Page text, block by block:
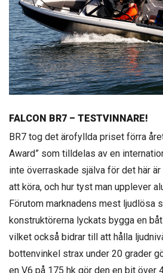
FALCON BR7 – TESTVINNARE!
BR7 tog det ärofyllda priset förra
Award” som tilldelas av en
inte överraskade själva för det här
att köra, och hur tyst man upplever
Förutom marknadens mest ljudlösa
konstruktörerna lyckats bygga en
vilket också bidrar till att hålla
bottenvinkel strax under 20 grader
en V6 på 175 hk gör den en bit över